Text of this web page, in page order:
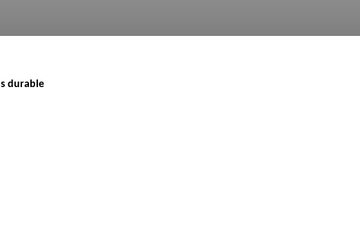
durable